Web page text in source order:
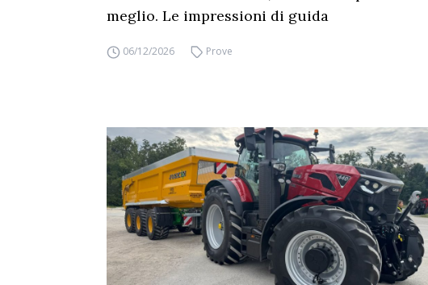
meglio. Le impressioni di guida
06/12/2026 Prove